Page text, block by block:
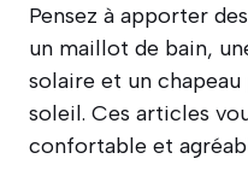
Pensez à apporter
un maillot de bain,
solaire et un
soleil. Ces articles
confortable et